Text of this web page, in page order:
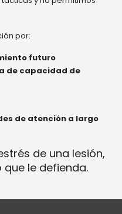
por:
futuro
de capacidad de
de atención a largo
de una lesión,
le defienda.